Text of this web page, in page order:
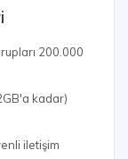
200.000
kadar)
iletişim